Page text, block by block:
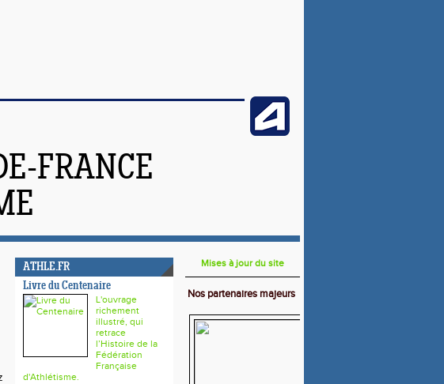
FRANCE
ATHLE.FR
Livre du Centenaire
L'ouvrage
richement
illustré, qui
retrace
l’Histoire de la
Fédération
Française
d'Athlétisme.
Mises à jour du site
Nos partenaires majeurs